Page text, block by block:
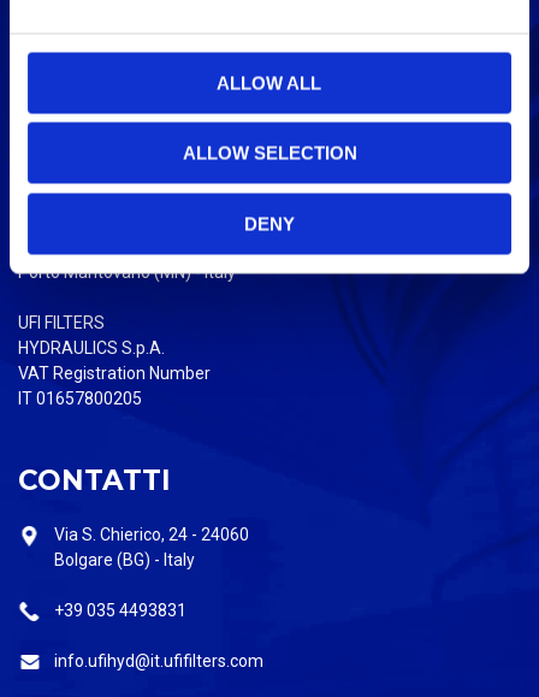
ALLOW ALL
ALLOW SELECTION
DENY
UFI FILTERS
HYDRAULIC DIVISION
Porto Mantovano (MN) - Italy
UFI FILTERS
HYDRAULICS S.p.A.
VAT Registration Number
IT 01657800205
CONTATTI
Via S. Chierico, 24 - 24060
Bolgare (BG) - Italy
+39 035 4493831
info.ufihyd@it.ufifilters.com